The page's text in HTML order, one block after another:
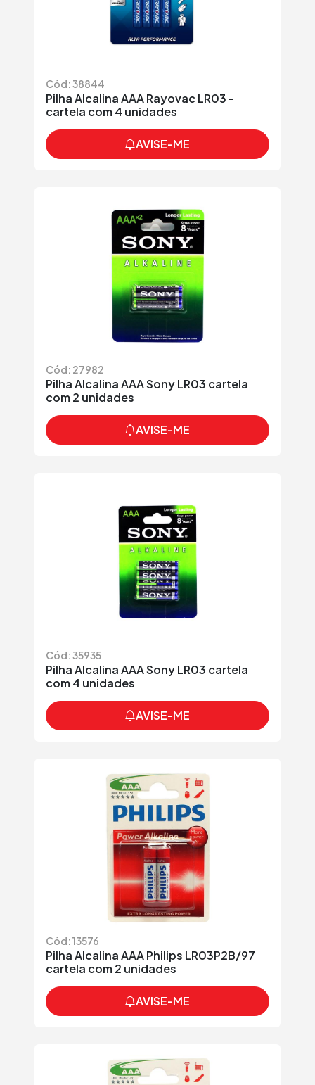
Cód: 38844
Pilha Alcalina AAA Rayovac LR03 -
cartela com 4 unidades
AVISE-ME
Cód: 27982
Pilha Alcalina AAA Sony LR03 cartela
com 2 unidades
AVISE-ME
Cód: 35935
Pilha Alcalina AAA Sony LR03 cartela
com 4 unidades
AVISE-ME
Cód: 13576
Pilha Alcalina AAA Philips LR03P2B/97
cartela com 2 unidades
AVISE-ME